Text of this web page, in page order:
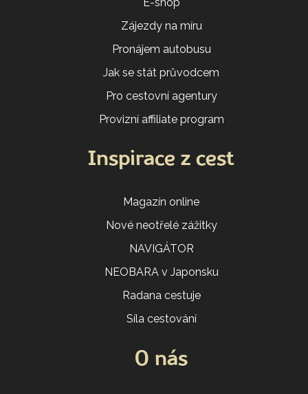
Zájezdy na míru
Pronájem autobusu
Jak se stát průvodcem
Pro cestovní agentury
Provizní affiliate program
Inspirace z cest
Magazín online
Nové neotřelé zážitky
NAVIGÁTOR
NEOBARA v Japonsku
Radana cestuje
Síla cestování
O nás